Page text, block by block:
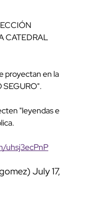
CATEDRAL
proyectan en la
SEGURO".
"leyendas e
uhsj3ecPnP
July 17,